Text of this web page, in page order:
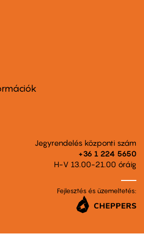
Jegyrendelés központi szám
+36 1 224 5650
H-V 13.00-21.00 óráig
Fejlesztés és üzemeltetés: